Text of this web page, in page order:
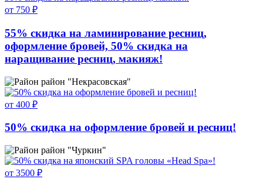
от 750 ₽
55% скидка на ламинирование ресниц,
оформление бровей, 50% скидка на
наращивание ресниц, макияж!
район "Некрасовская"
от 400 ₽
50% скидка на оформление бровей и ресниц!
район "Чуркин"
от 3500 ₽